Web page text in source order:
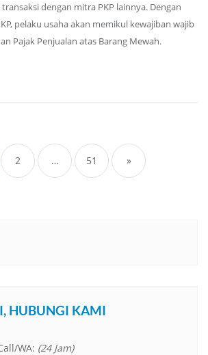
dengan mitra PKP lainnya. Dengan
pelaku usaha akan memikul kewajiban wajib
Pajak Penjualan atas Barang Mewah.
2 … 51 »
HUBUNGI KAMI
WA: (24 Jam)